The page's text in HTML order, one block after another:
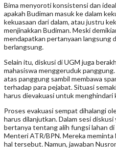
Bima menyoroti konsistensi dan
apakah Budiman masuk ke dalam
kekuasaan dari dalam, atau justru
menjinakkan Budiman. Meski
mendapatkan pertanyaan langsung
berlangsung.
Selain itu, diskusi di UGM juga
mahasiswa menggeruduk
atas panggung sambil membawa
terhadap para pejabat. Situasi
harus dievakuasi untuk menghindari
Proses evakuasi sempat dihalangi
harus dilanjutkan. Dalam sesi
bertanya tentang alih fungsi lahan di
Menteri ATR/BPN. Mereka
hal tersebut. Namun, jawaban